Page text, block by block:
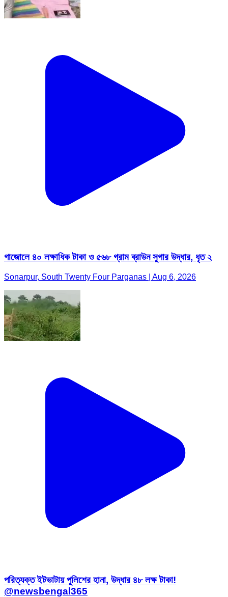
গাজোলে ৪০ লক্ষাধিক টাকা ও ৫৬৮ গ্রাম ব্রাউন সুগার উদ্ধার, ধৃত ২
Sonarpur, South Twenty Four Parganas | Aug 6, 2026
পরিত্যক্ত ইটভাটায় পুলিশের হানা, উদ্ধার ৪৮ লক্ষ টাকা!
@newsbengal365